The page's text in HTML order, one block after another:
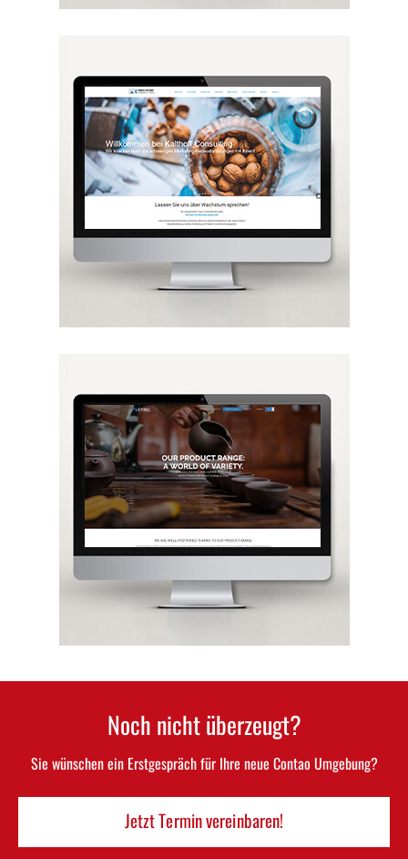
Noch nicht überzeugt?
Sie wünschen ein Erstgespräch für Ihre neue Contao Umgebung?
Jetzt Termin vereinbaren!